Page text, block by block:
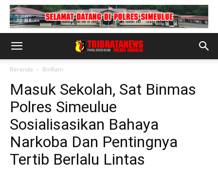
Beranda BinKam
Masuk Sekolah, Sat Binmas
Polres Simeulue
Sosialisasikan Bahaya
Narkoba Dan Pentingnya
Tertib Berlalu Lintas